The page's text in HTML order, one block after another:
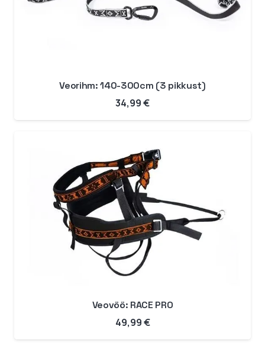
Veorihm: 140-300cm (3 pikkust)
34,99€
Veovöö: RACE PRO
49,99€